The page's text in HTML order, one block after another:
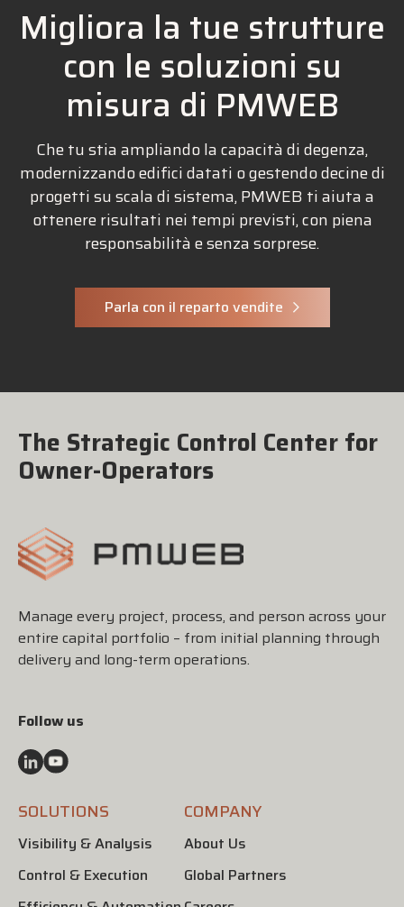
Migliora la tue strutture
con le soluzioni su
misura di PMWEB
Che tu stia ampliando la capacità di degenza,
modernizzando edifici datati o gestendo decine di
progetti su scala di sistema, PMWEB ti aiuta a
ottenere risultati nei tempi previsti, con piena
responsabilità e senza sorprese.
Parla con il reparto vendite
The Strategic Control Center for
Owner-Operators
Manage every project, process, and person across your
entire capital portfolio – from initial planning through
delivery and long-term operations.
Follow us
SOLUTIONS
Visibility & Analysis
Control & Execution
COMPANY
About Us
Global Partners